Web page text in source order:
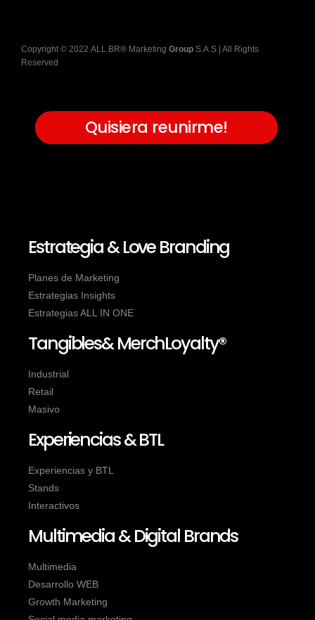
Copyright© 2022 ALL BR® Marketing Group S.A.S | All Rights
Reserved
Quisiera reunirme!
Estrategia & Love Branding
Planes de Marketing
Estrategias Insights
Estrategias ALL IN ONE
Tangibles& MerchLoyalty®
Industrial
Retail
Masivo
Experiencias & BTL
Experiencias y BTL
Stands
Interactivos
Multimedia & Digital Brands
Multimedia
Desarrollo WEB
Growth Marketing